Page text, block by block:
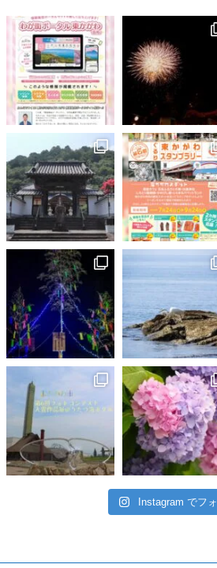
Instagram でフ